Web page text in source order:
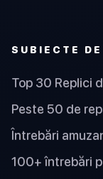
SUBIECTE
Top 30 Replici
Peste 50 de
Întrebări
100+ întrebări